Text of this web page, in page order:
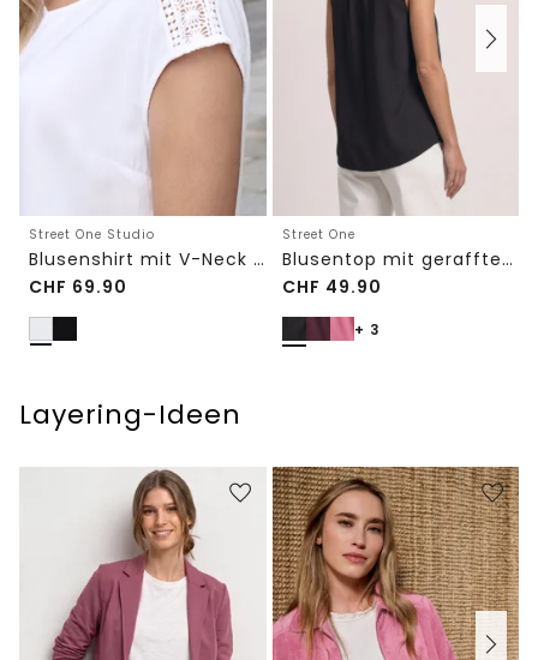
Street One Studio
Blusenshirt mit V-Neck und Spitze
CHF 69.90
Street One
Blusentop mit gerafftem Rundhals
CHF 49.90
+ 3
Layering-Ideen